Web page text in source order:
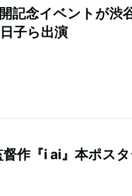
記念イベントが渋
子ら出演
作『i ai』本ポスタ